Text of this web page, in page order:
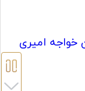
خواجه امیری